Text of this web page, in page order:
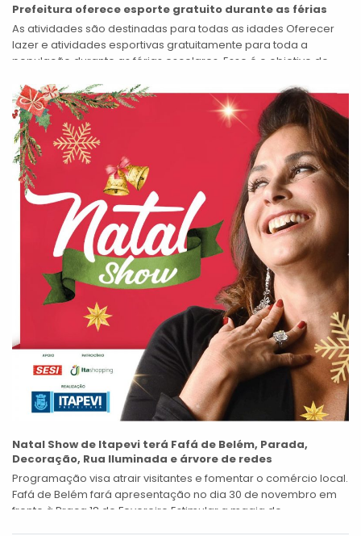
Prefeitura oferece esporte gratuito durante as férias
As atividades são destinadas para todas as idades Oferecer
lazer e atividades esportivas gratuitamente para toda a
população durante as férias escolares. Esse é o objetivo do
Natal Show de Itapevi terá Fafá de Belém, Parada,
Decoração, Rua Iluminada e árvore de redes
Programação visa atrair visitantes e fomentar o comércio local.
Fafá de Belém fará apresentação no dia 30 de novembro em
frente à Praça 18 de Fevereiro Estimular a magia do...